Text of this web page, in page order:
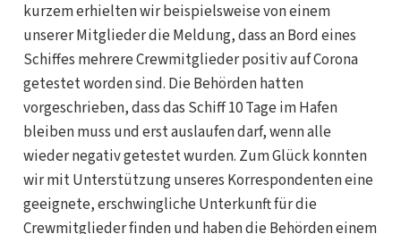
kurzem erhielten wir beispielsweise von einem
unserer Mitglieder die Meldung, dass an Bord eines
Schiffes mehrere Crewmitglieder positiv auf Corona
getestet worden sind. Die Behörden hatten
vorgeschrieben, dass das Schiff 10 Tage im Hafen
bleiben muss und erst auslaufen darf, wenn alle
wieder negativ getestet wurden. Zum Glück konnten
wir mit Unterstützung unseres Korrespondenten eine
geeignete, erschwingliche Unterkunft für die
Crewmitglieder finden und haben die Behörden einem